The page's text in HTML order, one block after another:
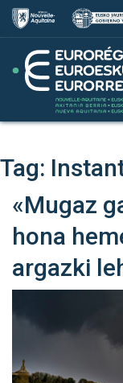
Tag:
«Mugaz
hona
argazki